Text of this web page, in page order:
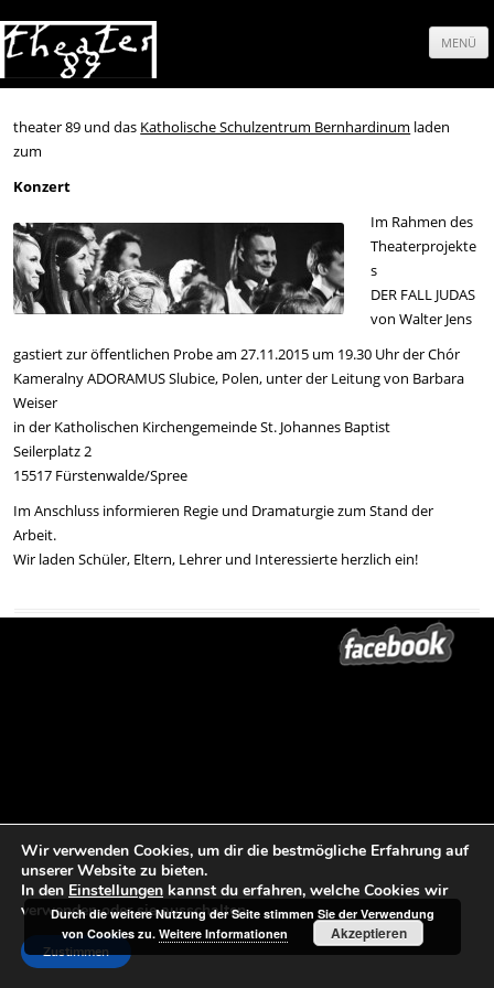
MENÜ
Springe
theater 89 und das Katholische Schulzentrum Bernhardinum laden
zum
Konzert
Im Rahmen des
Theaterprojekte
s
DER FALL JUDAS
von Walter Jens
gastiert zur öffentlichen Probe am 27.11.2015 um 19.30 Uhr der Chór
Kameralny ADORAMUS Slubice, Polen, unter der Leitung von Barbara
Weiser
in der Katholischen Kirchengemeinde St. Johannes Baptist
Seilerplatz 2
15517 Fürstenwalde/Spree
Im Anschluss informieren Regie und Dramaturgie zum Stand der
Arbeit.
Wir laden Schüler, Eltern, Lehrer und Interessierte herzlich ein!
Wir verwenden Cookies, um dir die bestmögliche Erfahrung auf
unserer Website zu bieten.
In den Einstellungen kannst du erfahren, welche Cookies wir
verwenden oder sie ausschalten.
Zustimmen
Durch die weitere Nutzung der Seite stimmen Sie der Verwendung
von Cookies zu.Weitere Informationen Akzeptieren